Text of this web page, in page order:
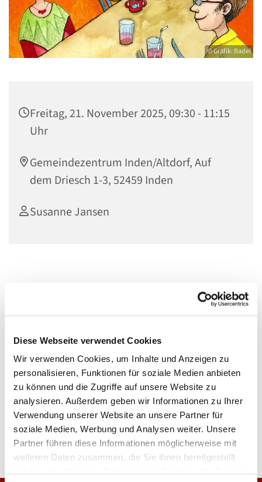
Diese Webseite verwendet Cookies
Wir verwenden Cookies, um Inhalte und Anzeigen zu
personalisieren, Funktionen für soziale Medien anbieten
zu können und die Zugriffe auf unsere Website zu
analysieren. Außerdem geben wir Informationen zu Ihrer
Verwendung unserer Website an unsere Partner für
soziale Medien, Werbung und Analysen weiter. Unsere
Partner führen diese Informationen möglicherweise mit
weiteren Daten zusammen, die Sie ihnen bereitgestellt
© Grafik: Badel
Freitag, 21. November 2025, 09:30 - 11:15
Uhr
Gemeindezentrum Inden/Altdorf, Auf
dem Driesch 1-3, 52459 Inden
Susanne Jansen